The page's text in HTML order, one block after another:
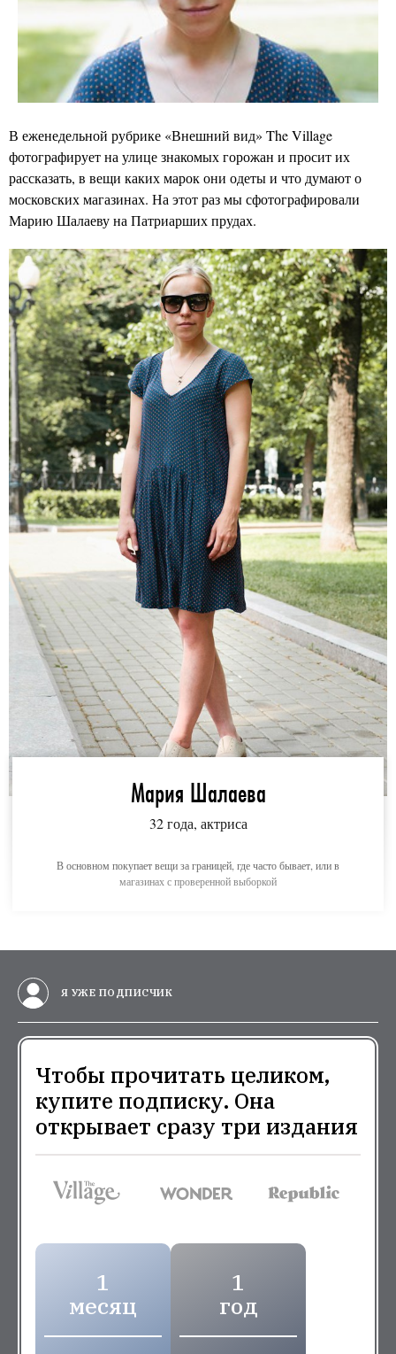
В еженедельной рубрике «Внешний вид» The Village
фотографирует на улице знакомых горожан и просит их
рассказать, в вещи каких марок они одеты и что думают о
московских магазинах. На этот раз мы сфотографировали
Марию Шалаеву на Патриарших прудах.
Мария Шалаева
32 года, актриса
В основном покупает вещи за границей, где часто бывает, или в
магазинах с проверенной выборкой
Я УЖЕ ПОДПИСЧИК
Чтобы прочитать целиком,
купите подписку. Она
открывает сразу три издания
1
месяц
1
год